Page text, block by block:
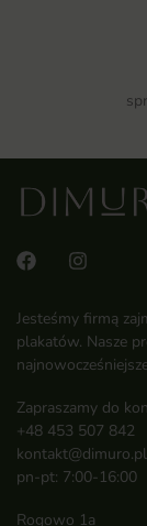
Jesteśmy firmą
plakatów. Nasze
Zapraszamy do
+48 453 507 842
kontakt@dimuro.pl
pn-pt: 7:00-16:00
Rogowo 1a